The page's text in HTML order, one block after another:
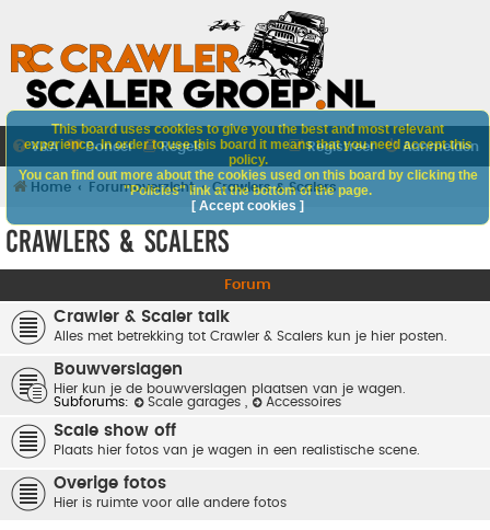
V&A Doneer Regels Aanmelden
Registreer
Home Forumoverzicht Crawlers & Scalers
Crawlers & Scalers
Forum
Crawler & Scaler talk
Alles met betrekking tot Crawler & Scalers kun je hier posten.
Bouwverslagen
Hier kun je de bouwverslagen plaatsen van je wagen.
Subforums:
Scale garages Accessoires
Scale show off
Plaats hier fotos van je wagen in een realistische scene.
Overige fotos
Hier is ruimte voor alle andere fotos
This board uses cookies to give you the best and most relevant
experience. In order to use this board it means that you need accept this
policy.
You can find out more about the cookies used on this board by clicking the
"Policies" link at the bottom of the page.
[ Accept cookies ]